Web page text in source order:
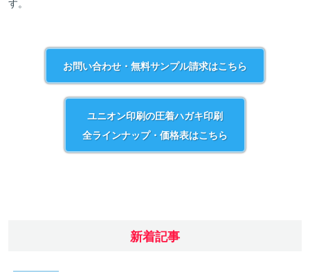
お問い合わせ・無料サンプル請求はこちら
ユニオン印刷の圧着ハガキ印刷
全ラインナップ・価格表はこちら
新着記事